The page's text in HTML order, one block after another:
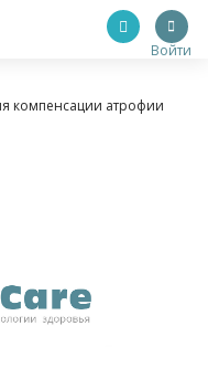
Войти
компенсации атрофии